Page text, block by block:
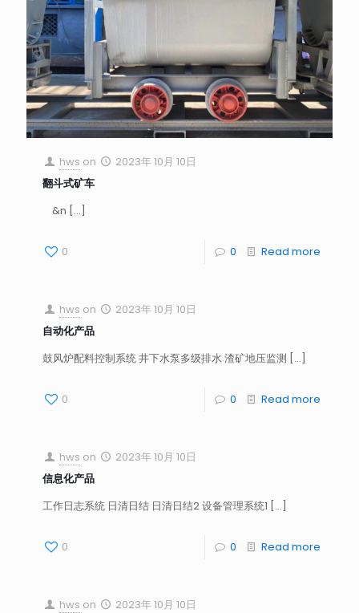
hws on
2023年 10月 10日
翻斗式矿车
&n […]
0 0 Read more
hws on
2023年 10月 10日
自动化产品
鼓风炉配料控制系统 井下水泵多级排水 渣矿地压监测 […]
0 0 Read more
hws on
2023年 10月 10日
信息化产品
工作日志系统 日清日结 日清日结2 设备管理系统1 […]
0 0 Read more
hws on
2023年 10月 10日